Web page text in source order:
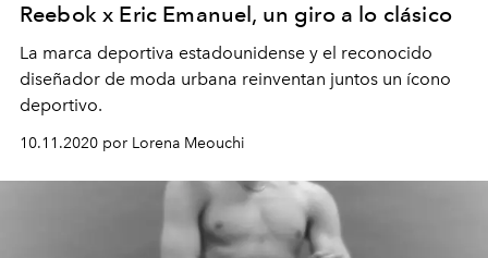
Reebok x Eric Emanuel, un giro a lo clásico
La marca deportiva estadounidense y el reconocido
diseñador de moda urbana reinventan juntos un ícono
deportivo.
10.11.2020 por Lorena Meouchi